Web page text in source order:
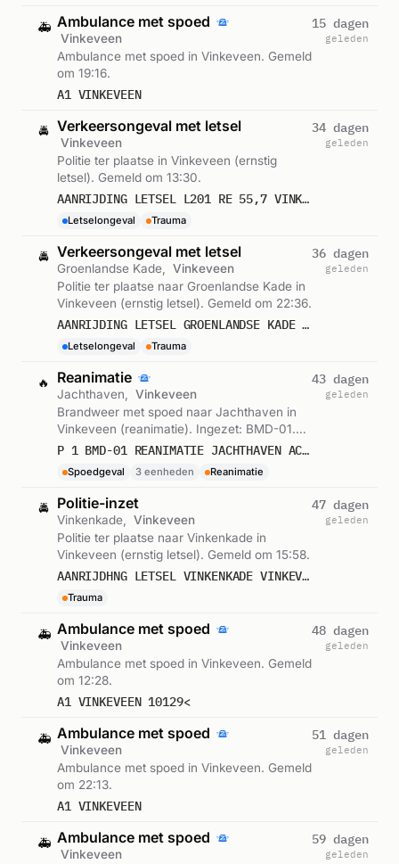
🚑 Ambulance met spoed
Vinkeveen
Ambulance met spoed in Vinkeveen. Gemeld
om 19:16.
A1 VINKEVEEN
15 dagen
geleden
🚔 Verkeersongeval met letsel
Vinkeveen
Politie ter plaatse in Vinkeveen (ernstig
letsel). Gemeld om 13:30.
AANRIJDING LETSEL L201 RE 55,7 VINKEVEEN
Letselongeval Trauma
34 dagen
geleden
🚔 Verkeersongeval met letsel
Groenlandse Kade, Vinkeveen
Politie ter plaatse naar Groenlandse Kade in
Vinkeveen (ernstig letsel). Gemeld om 22:36.
AANRIJDING LETSEL GROENLANDSE KADE VINKEVEEN
Letselongeval Trauma
36 dagen
geleden
🔥 Reanimatie
Jachthaven, Vinkeveen
Brandweer met spoed naar Jachthaven in
Vinkeveen (reanimatie). Ingezet: BMD-01.
Gemeld om 18:16.
P 1 BMD-01 REANIMATIE JACHTHAVEN ACHTERBOS ACHTERBOS VINKEVEEN 091431 091412 091480
Spoedgeval 3 eenheden Reanimatie
43 dagen
geleden
🚔 Politie-inzet
Vinkenkade, Vinkeveen
Politie ter plaatse naar Vinkenkade in
Vinkeveen (ernstig letsel). Gemeld om 15:58.
AANRIJDHNG LETSEL VINKENKADE VINKEVEEN
Trauma
47 dagen
geleden
🚑 Ambulance met spoed
Vinkeveen
Ambulance met spoed in Vinkeveen. Gemeld
om 12:28.
A1 VINKEVEEN 10129<
48 dagen
geleden
🚑 Ambulance met spoed
Vinkeveen
Ambulance met spoed in Vinkeveen. Gemeld
om 22:13.
A1 VINKEVEEN
51 dagen
geleden
🚑 Ambulance met spoed
Vinkeveen
59 dagen
geleden